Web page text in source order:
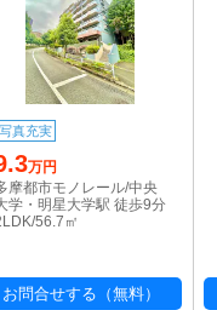
写真充実
万円
摩都市モノレール/中央
学・明星大学駅 徒歩9分
56.7㎡
お問合せする（無料）